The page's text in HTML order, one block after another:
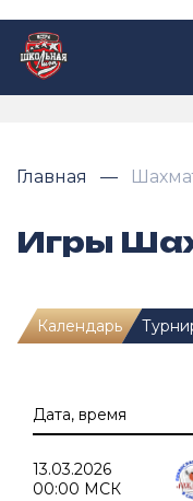
Главная
Игры
Календарь
Дата, время
13.03.2026
00:00 МСК